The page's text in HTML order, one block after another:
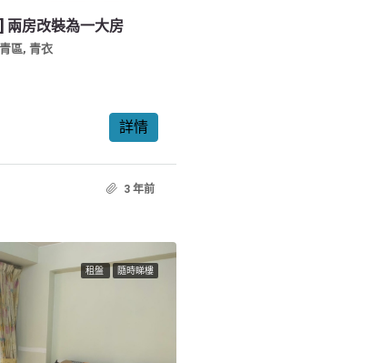
兩房改裝為一大房
區, 青衣
詳情
3 年前
租盤 隨時睇樓